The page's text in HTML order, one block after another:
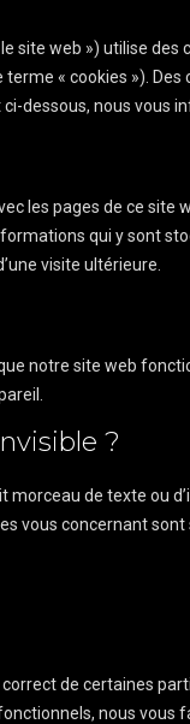
site web ») utilise
« cookies »).
dessous, nous vous
les pages de ce site
qui y sont
visite ultérieure.
notre site web
?
morceau de texte ou
vous concernant sont
de certaines
nous vous